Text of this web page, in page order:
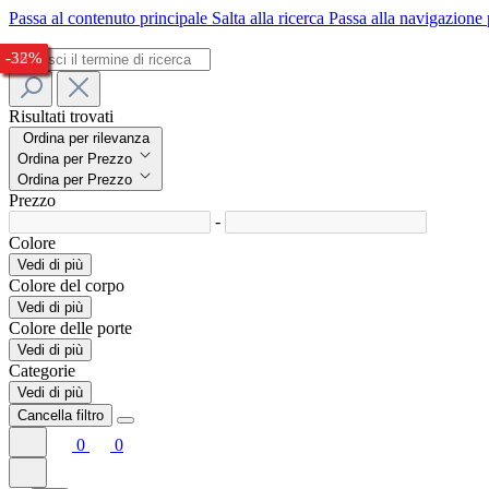
Passa al contenuto principale Salta alla ricerca Passa alla
Risultati trovati
Ordina per rilevanza
Ordina per Prezzo
Ordina per Prezzo
Prezzo
-
Colore
Vedi di più
Colore del corpo
Vedi di più
Colore delle porte
Vedi di più
Categorie
Vedi di più
Cancella filtro
0 0
-25%
-26%
-25%
-24%
-25%
-28%
-38%
-37%
-26%
-32%